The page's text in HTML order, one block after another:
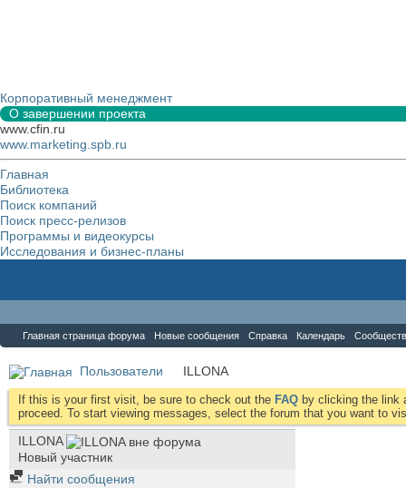
Корпоративный менеджмент
О завершении проекта
www.cfin.ru
www.marketing.spb.ru
Главная
Библиотека
Поиск компаний
Поиск пресс-релизов
Программы и видеокурсы
Исследования и бизнес-планы
Главная страница форума Новые сообщения Справка Календарь
Пользователи ILLONA
If this is your first visit, be sure to check out the FAQ by clicking the link
proceed. To start viewing messages, select the forum that you want to
ILLONA
Новый участник
Найти сообщения